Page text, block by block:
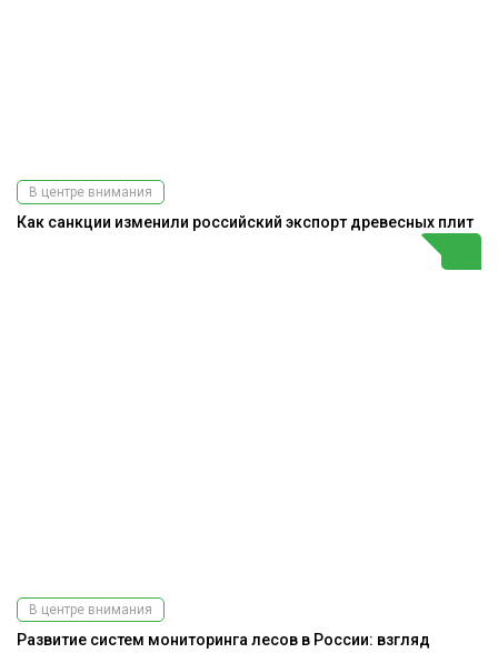
В центре внимания
Как санкции изменили российский экспорт древесных плит
В центре внимания
Развитие систем мониторинга лесов в России: взгляд